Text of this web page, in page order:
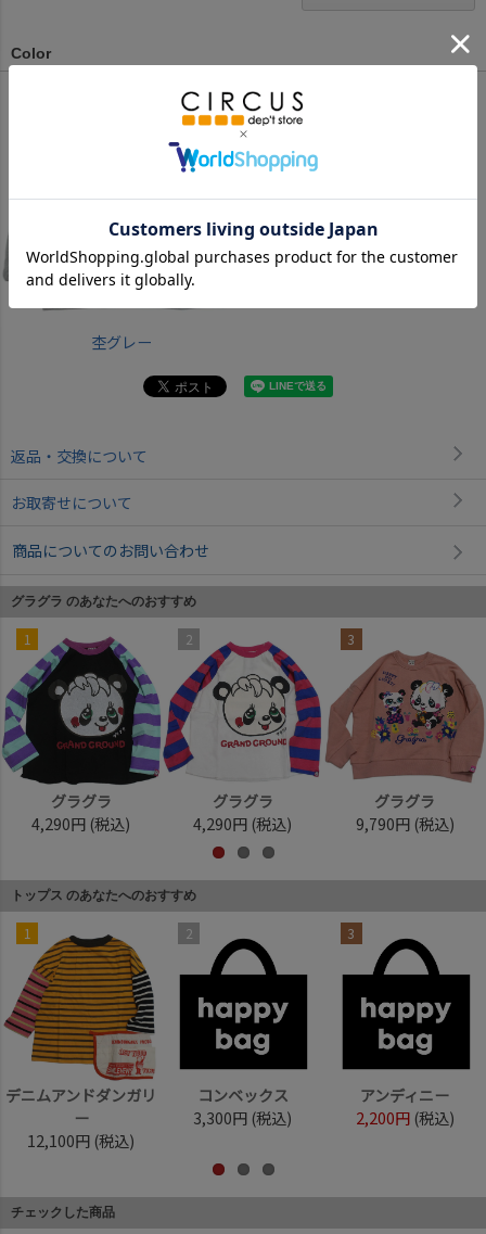
Color
杢グレー
返品・交換について
お取寄せについて
商品についてのお問い合わせ
グラグラ のあなたへのおすすめ
1
グラグラ
4,290円 (税込)
2
グラグラ
4,290円 (税込)
3
グラグラ
9,790円 (税込)
トップス のあなたへのおすすめ
1
デニムアンドダンガリ
ー
12,100円 (税込)
2
コンベックス
3,300円 (税込)
3
アンディニー
2,200円 (税込)
チェックした商品